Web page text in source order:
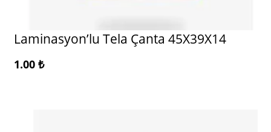
Laminasyon’lu Tela Çanta 45X39X14
1.00 ₺